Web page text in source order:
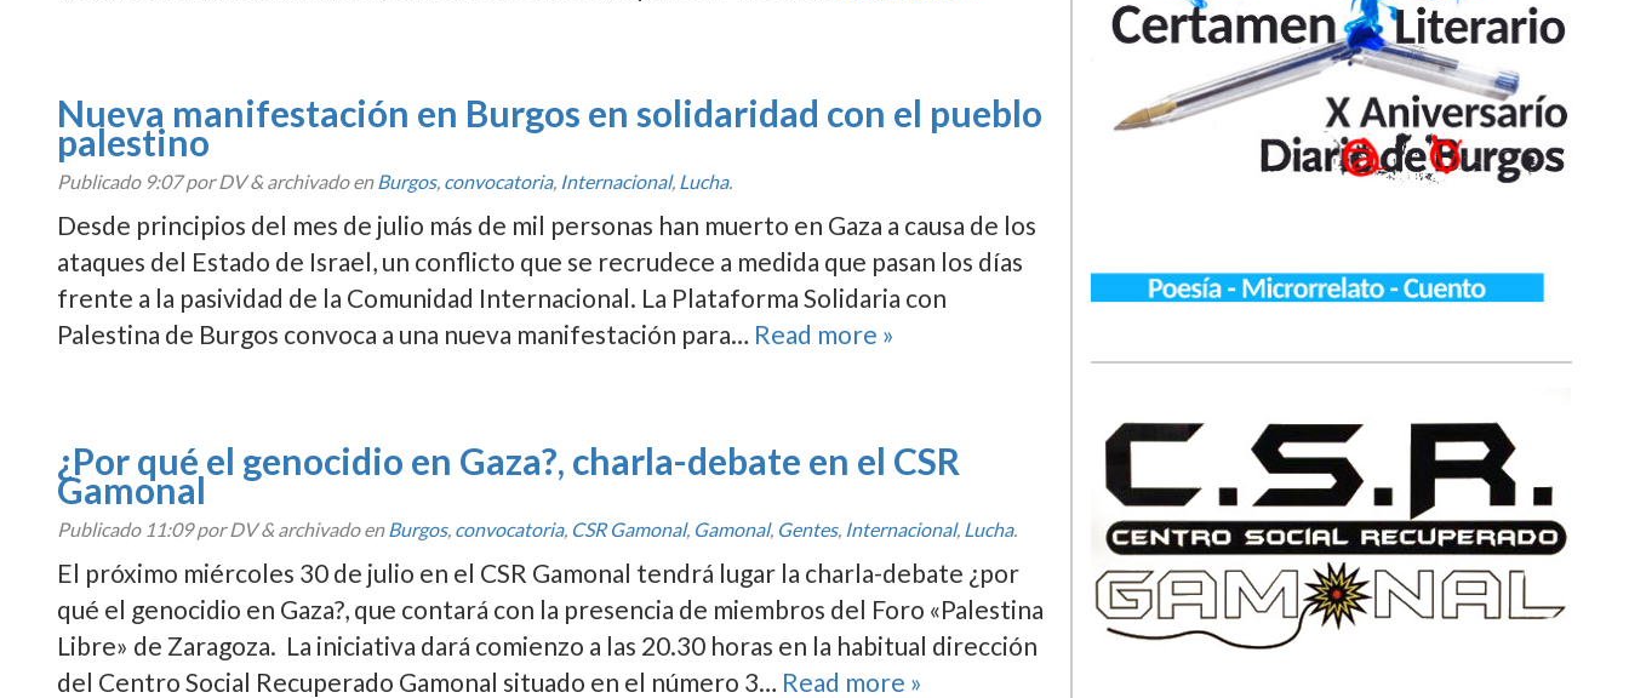
Nueva manifestación en Burgos en solidaridad con el pueblo
palestino
Publicado 9:07por DV&archivado enBurgos, convocatoria, Internacional, Lucha.
Desde principios del mes de julio más de mil personas han muerto en Gaza a causa de los
ataques del Estado de Israel, un conflicto que se recrudece a medida que pasan los dí­as
frente a la pasividad de la Comunidad Internacional. La Plataforma Solidaria con
Palestina de Burgos convoca a una nueva manifestación para… Read more »
¿Por qué el genocidio en Gaza?, charla-debate en el CSR
Gamonal
Publicado 11:09por DV&archivado enBurgos, convocatoria, CSR Gamonal, Gamonal, Gentes, Internacional, Lucha.
El próximo miércoles 30 de julio en el CSR Gamonal tendrá lugar la charla-debate ¿por
qué el genocidio en Gaza?, que contará con la presencia de miembros del Foro «Palestina
Libre» de Zaragoza. La iniciativa dará comienzo a las 20.30 horas en la habitual dirección
del Centro Social Recuperado Gamonal situado en el número 3… Read more »